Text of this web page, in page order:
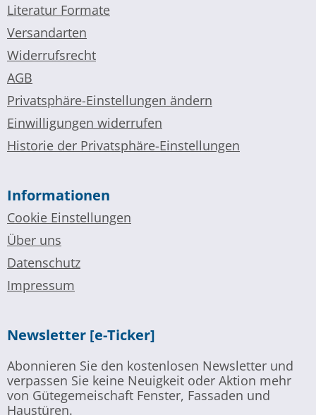
Literatur Formate
Versandarten
Widerrufsrecht
AGB
Privatsphäre-Einstellungen ändern
Einwilligungen widerrufen
Historie der Privatsphäre-Einstellungen
Informationen
Cookie Einstellungen
Über uns
Datenschutz
Impressum
Newsletter [e-Ticker]
Abonnieren Sie den kostenlosen Newsletter und
verpassen Sie keine Neuigkeit oder Aktion mehr
von Gütegemeischaft Fenster, Fassaden und
Haustüren.